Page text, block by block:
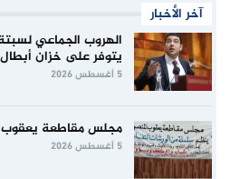
آخر الأخبار
الهروب الجماعي
يتوفر على خزان
5 أغسطس 2026
مجلس مقاطعة
5 أغسطس 2026